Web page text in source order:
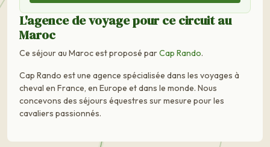
L'agence de voyage pour ce circuit au
Maroc
Ce séjour au Maroc est proposé parCap Rando.
Cap Rando est une agence spécialisée dans les voyages à
cheval en France, en Europe et dans le monde. Nous
concevons des séjours équestres sur mesure pour les
cavaliers passionnés.